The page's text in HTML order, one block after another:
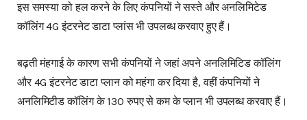
इस समस्या को हल करने के लिए कंपनियों ने सस्ते और अनलिमिटेड
कॉलिंग 4G इंटरनेट डाटा प्लांस भी उपलब्ध करवाए हुए हैं।
बढ़ती मंहगाई के कारण सभी कंपनियों ने जहां अपने अनलिमिटिड कॉलिंग
और 4G इंटरनेट डाटा प्लान को महंगा कर दिया है, वहीं कंपनियों ने
अनलिमिटीड कॉलिंग के 130 रुपए से कम के प्लान भी उपलब्ध करवाए हैं।